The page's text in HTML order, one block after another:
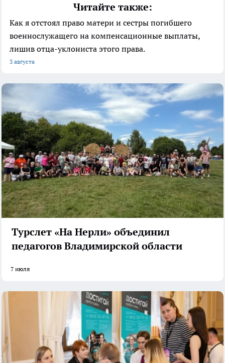
Читайте также:
Как я отстоял право матери и сестры погибшего
военнослужащего на компенсационные выплаты,
лишив отца-уклониста этого права.
3 августа
Турслет «На Нерли» объединил
педагогов Владимирской области
7 июля